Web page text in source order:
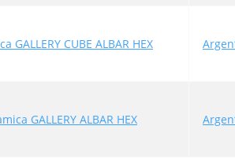
CUBE ALBAR HEX
GALLERY ALBAR HEX